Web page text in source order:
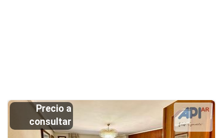
Precio a
consultar